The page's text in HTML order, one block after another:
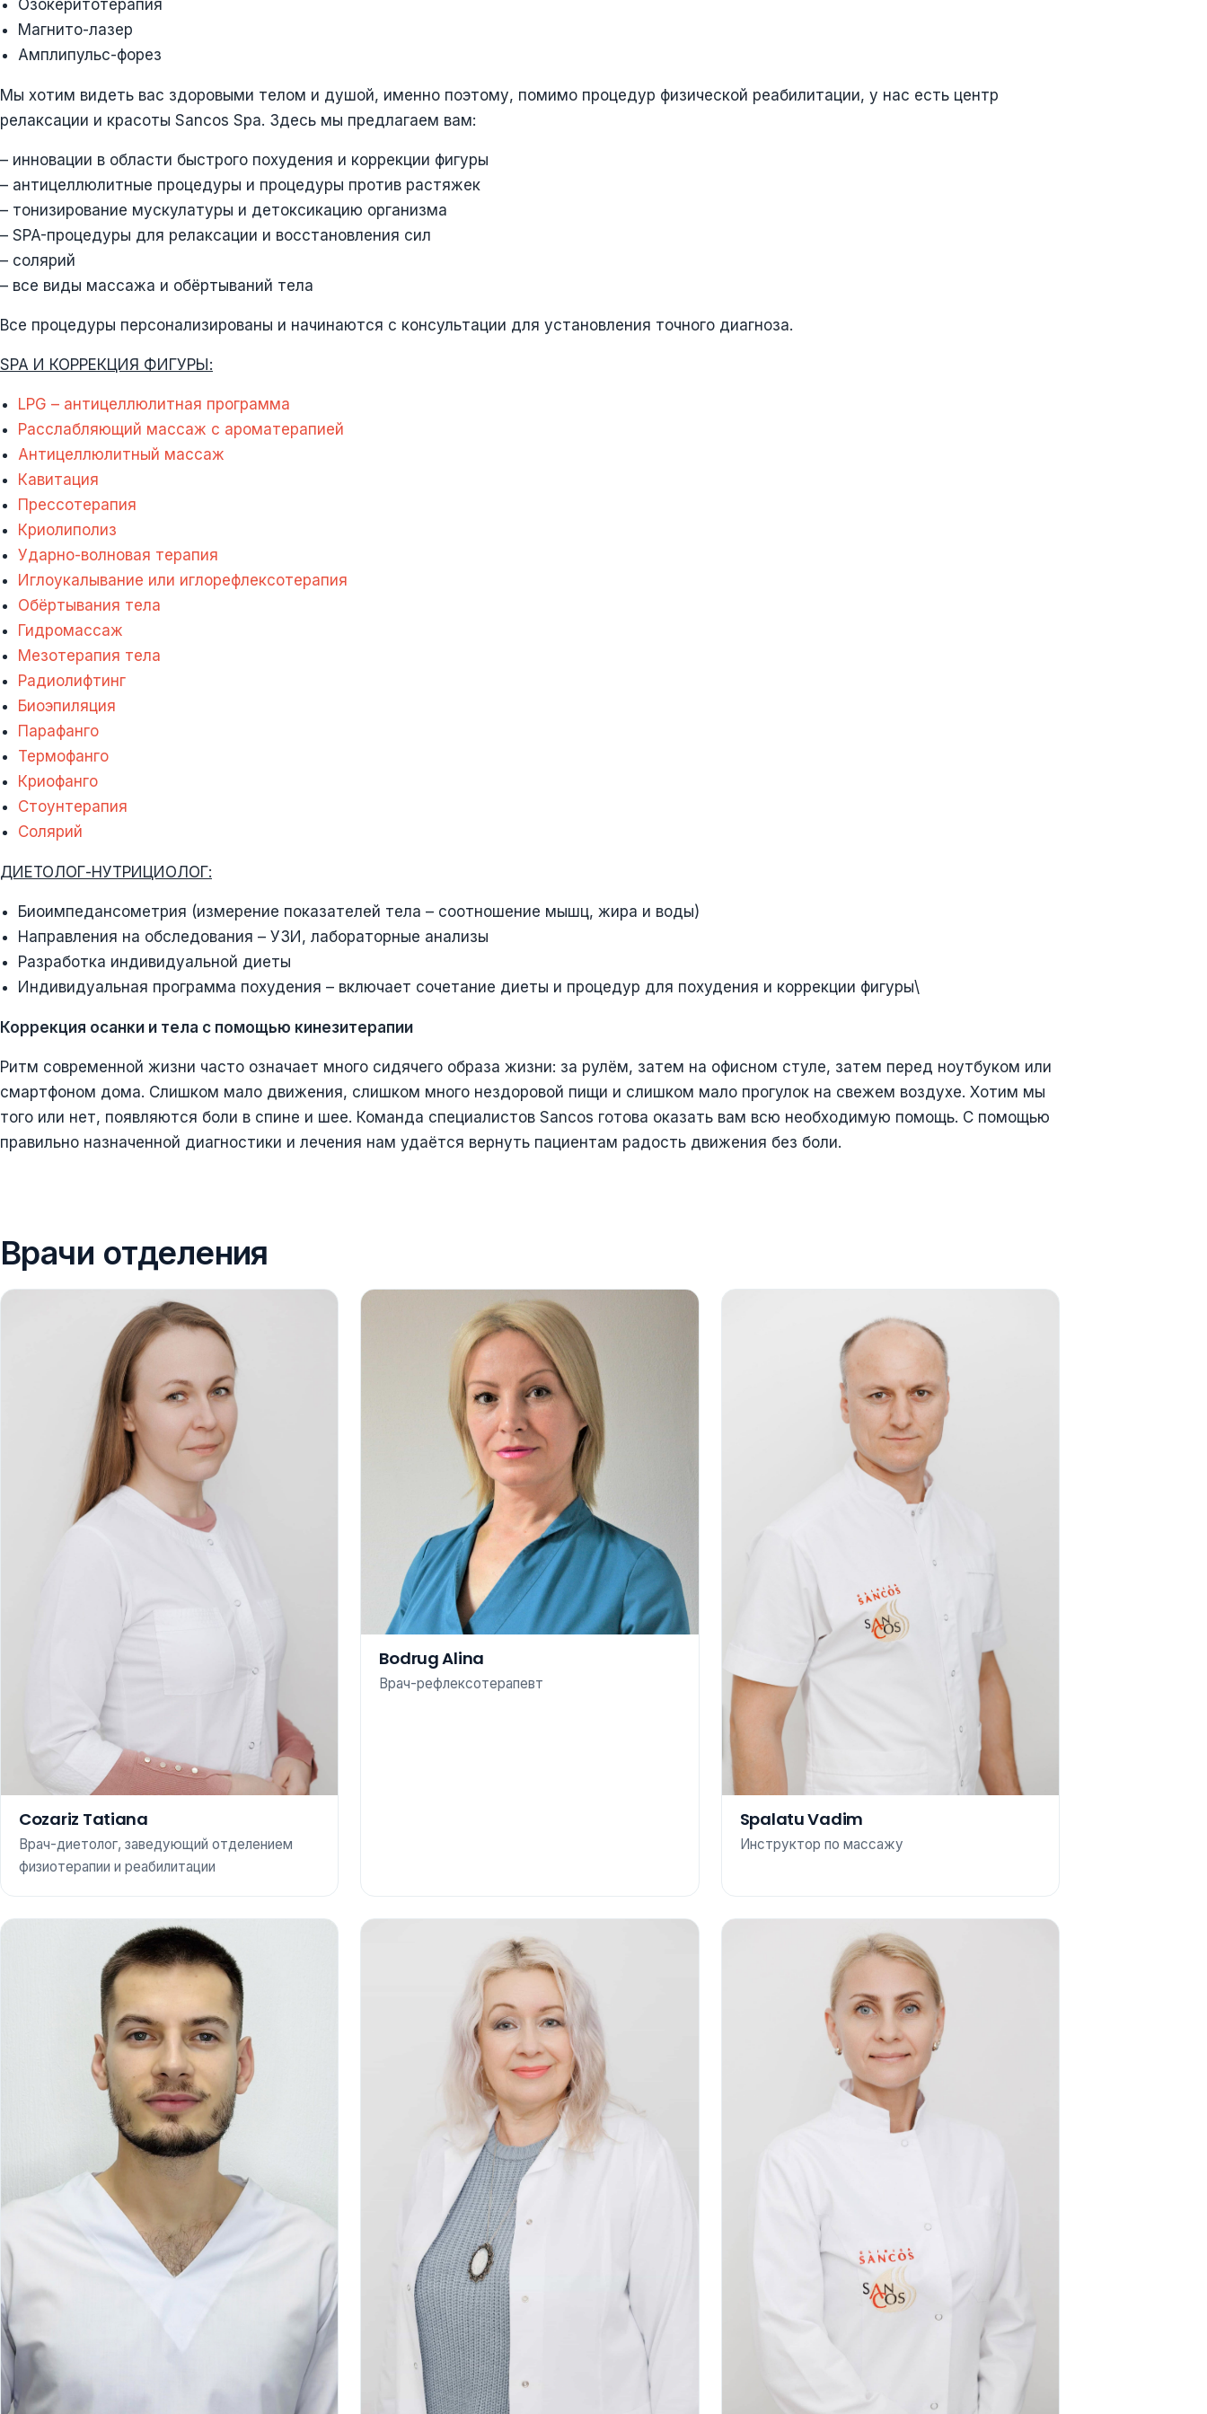
Озокеритотерапия
Магнито-лазер
Амплипульс-форез
Мы хотим видеть вас здоровыми телом и душой, именно поэтому, помимо процедур физической реабилитации, у нас есть центр
релаксации и красоты Sancos Spa. Здесь мы предлагаем вам:
– инновации в области быстрого похудения и коррекции фигуры
– антицеллюлитные процедуры и процедуры против растяжек
– тонизирование мускулатуры и детоксикацию организма
– SPA-процедуры для релаксации и восстановления сил
– солярий
– все виды массажа и обёртываний тела
Все процедуры персонализированы и начинаются с консультации для установления точного диагноза.
SPA И КОРРЕКЦИЯ ФИГУРЫ:
LPG – антицеллюлитная программа
Расслабляющий массаж с ароматерапией
Антицеллюлитный массаж
Кавитация
Прессотерапия
Криолиполиз
Ударно-волновая терапия
Иглоукалывание или иглорефлексотерапия
Обёртывания тела
Гидромассаж
Мезотерапия тела
Радиолифтинг
Биоэпиляция
Парафанго
Термофанго
Криофанго
Стоунтерапия
Солярий
ДИЕТОЛОГ-НУТРИЦИОЛОГ:
Биоимпедансометрия (измерение показателей тела – соотношение мышц, жира и воды)
Направления на обследования – УЗИ, лабораторные анализы
Разработка индивидуальной диеты
Индивидуальная программа похудения – включает сочетание диеты и процедур для похудения и коррекции фигуры\
Коррекция осанки и тела с помощью кинезитерапии
Ритм современной жизни часто означает много сидячего образа жизни: за рулём, затем на офисном стуле, затем перед ноутбуком или
смартфоном дома. Слишком мало движения, слишком много нездоровой пищи и слишком мало прогулок на свежем воздухе. Хотим мы
того или нет, появляются боли в спине и шее. Команда специалистов Sancos готова оказать вам всю необходимую помощь. С помощью
правильно назначенной диагностики и лечения нам удаётся вернуть пациентам радость движения без боли.
Врачи отделения
Cozariz Tatiana
Врач-диетолог, заведующий отделением
физиотерапии и реабилитации
Bodrug Alina
Врач-рефлексотерапевт
Spalatu Vadim
Инструктор по массажу